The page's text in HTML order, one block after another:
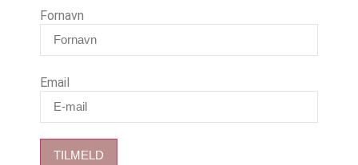
Fornavn
Email
TILMELD